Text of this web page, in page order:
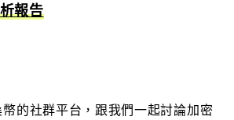
報告
的社群平台，跟我們一起討論加密